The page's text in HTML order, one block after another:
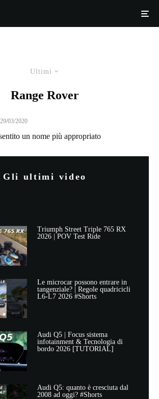
Ultimi
Range Rover
29/03/2020
un nome più appropriato
Gli ultimi video
Triumph Street Triple 765 RX
2026 | POV Test Ride
Le microcar possono entrare in
tangenziale? | Regole quadricicli
L6-L7 2026 #Shorts
Audi Q5 | Focus sistema
infotainment & Tecnologia di
bordo 2026 [TUTORIAL]
Audi Q5: quanto è cresciuta dal
2008 ad oggi? #Shorts